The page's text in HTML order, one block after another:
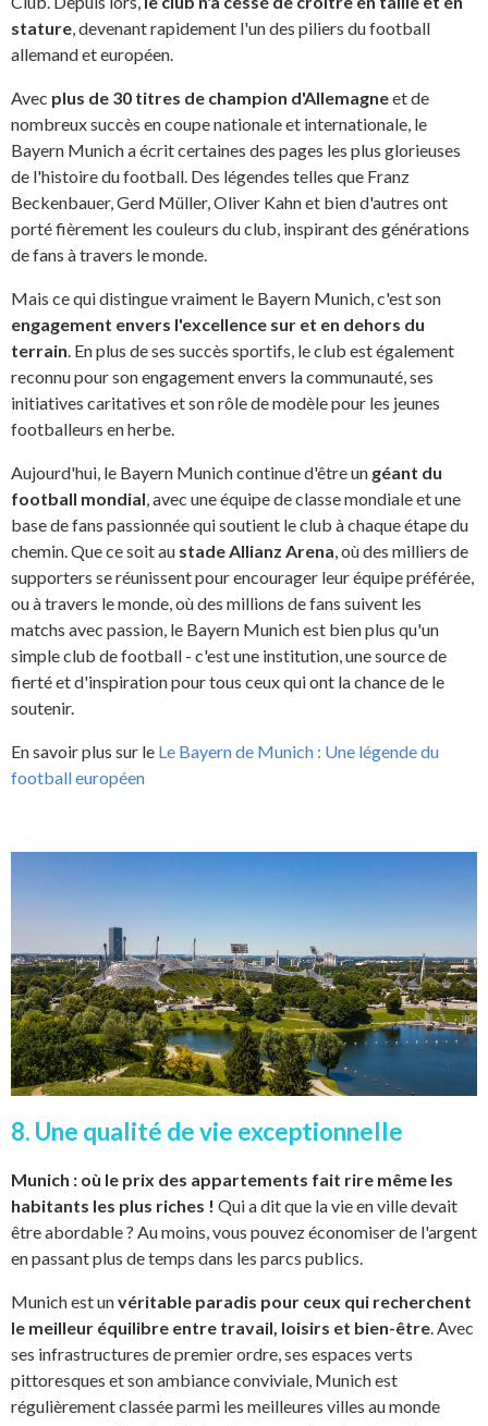
stature , devenant rapidement l'un des piliers du football
allemand et européen.
Avec plus de 30 titres de champion d'Allemagneet de
nombreux succès en coupe nationale et internationale, le
Bayern Munich a écrit certaines des pages les plus glorieuses
de l'histoire du football. Des légendes telles que Franz
Beckenbauer, Gerd Müller, Oliver Kahn et bien d'autres ont
porté fièrement les couleurs du club, inspirant des générations
de fans à travers le monde.
Mais ce qui distingue vraiment le Bayern Munich, c'est son
engagement envers l'excellence sur et en dehors du
terrain . En plus de ses succès sportifs, le club est également
reconnu pour son engagement envers la communauté, ses
initiatives caritatives et son rôle de modèle pour les jeunes
footballeurs en herbe.
Aujourd'hui, le Bayern Munich continue d'être un géant du
football mondial , avec une équipe de classe mondiale et une
base de fans passionnée qui soutient le club à chaque étape du
chemin. Que ce soit au stade Allianz Arena , où des milliers de
supporters se réunissent pour encourager leur équipe préférée,
ou à travers le monde, où des millions de fans suivent les
matchs avec passion, le Bayern Munich est bien plus qu'un
simple club de football - c'est une institution, une source de
fierté et d'inspiration pour tous ceux qui ont la chance de le
soutenir.
En savoir plus sur le Le Bayern de Munich : Une légende du
football européen
8. Une qualité de vie exceptionnelle
Munich : où le prix des appartements fait rire même les
habitants les plus riches ! Qui a dit que la vie en ville devait
être abordable ? Au moins, vous pouvez économiser de l'argent
en passant plus de temps dans les parcs publics.
Munich est unvéritable paradis pour ceux qui recherchent
le meilleur équilibre entre travail, loisirs et bien-être. Avec
ses infrastructures de premier ordre, ses espaces verts
pittoresques et son ambiance conviviale, Munich est
régulièrement classée parmi les meilleures villes au monde